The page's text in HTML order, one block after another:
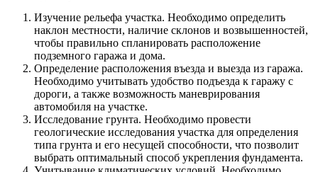
Изучение рельефа участка. Необходимо определить
наклон местности, наличие склонов и возвышенностей,
чтобы правильно спланировать расположение
подземного гаража и дома.
Определение расположения въезда и выезда из гаража.
Необходимо учитывать удобство подъезда к гаражу с
дороги, а также возможность маневрирования
автомобиля на участке.
Исследование грунта. Необходимо провести
геологические исследования участка для определения
типа грунта и его несущей способности, что позволит
выбрать оптимальный способ укрепления фундамента.